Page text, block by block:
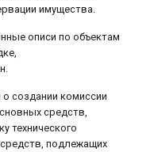
имущества.
описи по объектам
создании комиссии
средств,
технического
подлежащих